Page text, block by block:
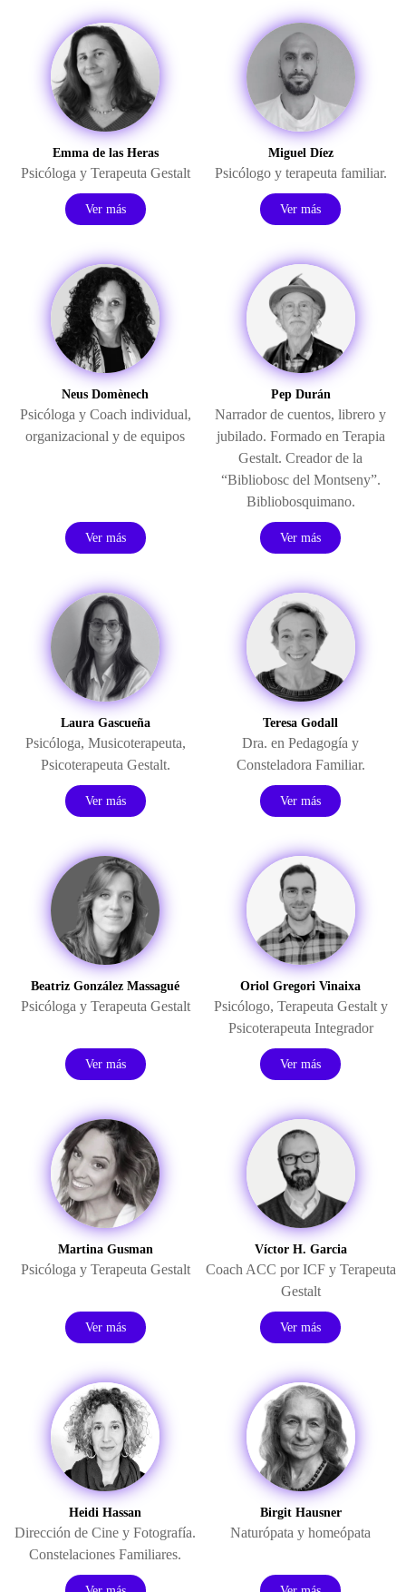
Emma de las Heras
Psicóloga y Terapeuta Gestalt
Ver más
Miguel Díez
Psicólogo y terapeuta familiar.
Ver más
Neus Domènech
Psicóloga y Coach individual,
organizacional y de equipos
Ver más
Pep Durán
Narrador de cuentos, librero y
jubilado. Formado en Terapia
Gestalt. Creador de la
“Bibliobosc del Montseny”.
Bibliobosquimano.
Ver más
Laura Gascueña
Psicóloga, Musicoterapeuta,
Psicoterapeuta Gestalt.
Ver más
Teresa Godall
Dra. en Pedagogía y
Consteladora Familiar.
Ver más
Beatriz González Massagué
Psicóloga y Terapeuta Gestalt
Ver más
Oriol Gregori Vinaixa
Psicólogo, Terapeuta Gestalt y
Psicoterapeuta Integrador
Ver más
Martina Gusman
Psicóloga y Terapeuta Gestalt
Ver más
Víctor H. Garcia
Coach ACC por ICF y Terapeuta
Gestalt
Ver más
Heidi Hassan
Dirección de Cine y Fotografía.
Constelaciones Familiares.
Birgit Hausner
Naturópata y homeópata